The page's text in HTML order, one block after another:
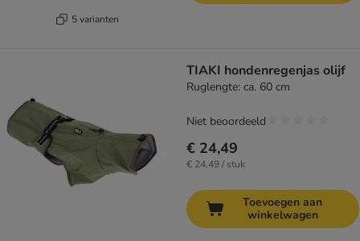
5 varianten
TIAKI hondenregenjas olijf
Ruglengte: ca. 60 cm
€ 24,49
€ 24,49 / stuk
Niet beoordeeld
Toevoegen aan
winkelwagen